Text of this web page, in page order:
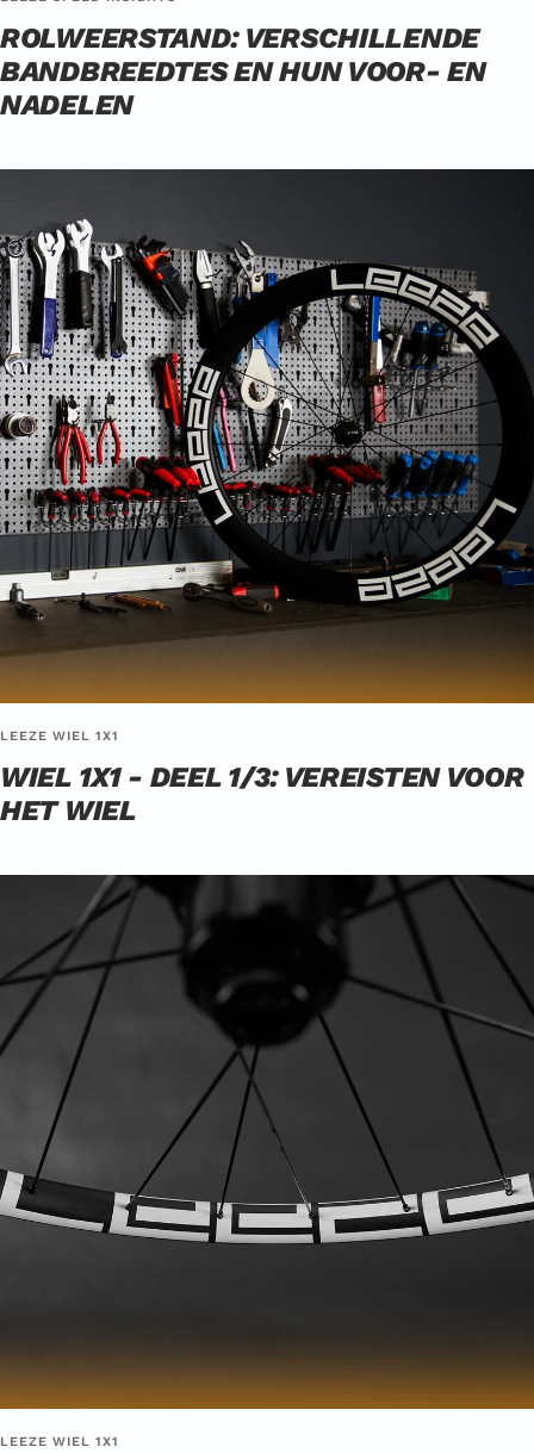
ROLWEERSTAND: VERSCHILLENDE
BANDBREEDTES EN HUN VOOR- EN
NADELEN
LEEZE WIEL 1X1
WIEL 1X1 - DEEL 1/3: VEREISTEN VOOR
HET WIEL
LEEZE WIEL 1X1